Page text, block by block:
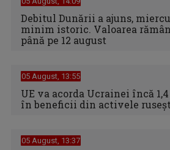
Debitul Dunării a ajuns,
minim istoric. Valoarea
până pe 12 august
05 August, 13:55
UE va acorda Ucrainei încă
în beneficii din activele
05 August, 13:37